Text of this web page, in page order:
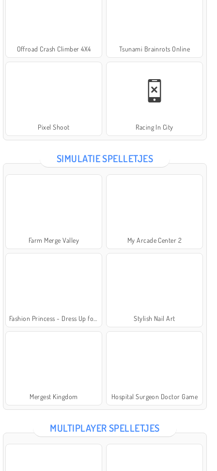
Offroad Crash Climber 4X4 Tsunami Brainrots Online
Pixel Shoot Racing In City
SIMULATIE SPELLETJES
Farm Merge Valley My Arcade Center 2
Stylish Nail Art
Mergest Kingdom Hospital Surgeon Doctor Game
MULTIPLAYER SPELLETJES